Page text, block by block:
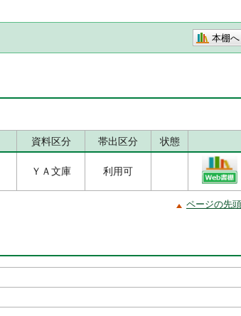
本棚へ
資料区分 帯出区分 状態
ＹＡ文庫 利用可
ページの先